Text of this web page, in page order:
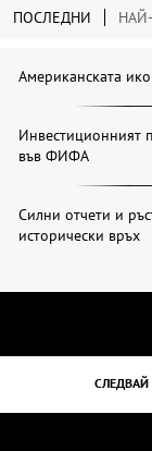
ПОСЛЕДНИ
Американската
Инвестиционният
във ФИФА
Силни отчети и
исторически връх
СЛЕДВАЙ